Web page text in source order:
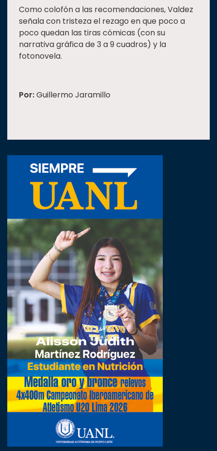
Como colofón a las recomendaciones, Valdez
señala con tristeza el rezago en que poco a
poco quedan las tiras cómicas (con su
narrativa gráfica de 3 a 9 cuadros) y la
fotonovela.
Por:Guillermo Jaramillo